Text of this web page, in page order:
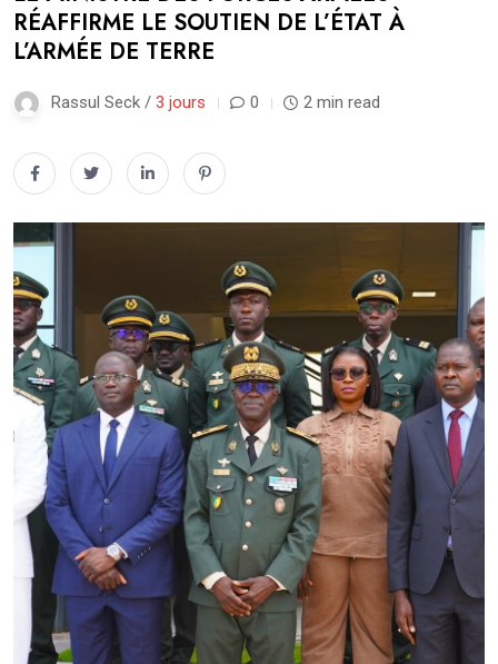
RÉAFFIRME LE SOUTIEN DE L’ÉTAT À
L’ARMÉE DE TERRE
Rassul Seck / 3 jours 0 2 min read